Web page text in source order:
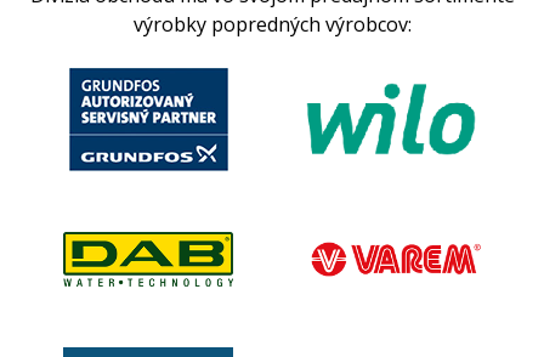
výrobky popredných výrobcov: